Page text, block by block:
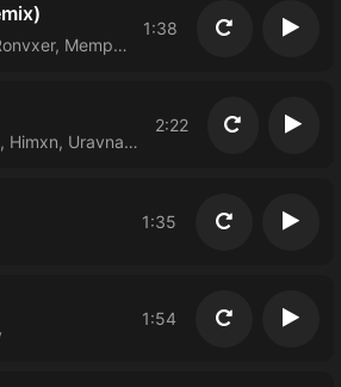
Skw1zz, Sydex Exe, Ronvxer, Memphis
1:38 Повторить
Fade031, Nowayback, Himxn, Uravnabeshen
2:22 Повторить
1:35 Повторить
1:54 Повторить